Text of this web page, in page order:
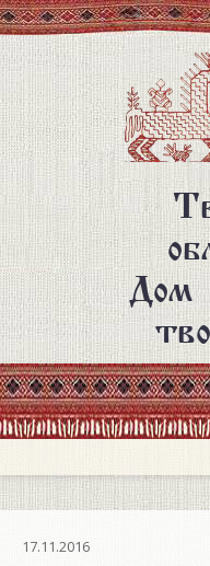
Перейти
к
основному
содержанию
Дом
17.11.2016